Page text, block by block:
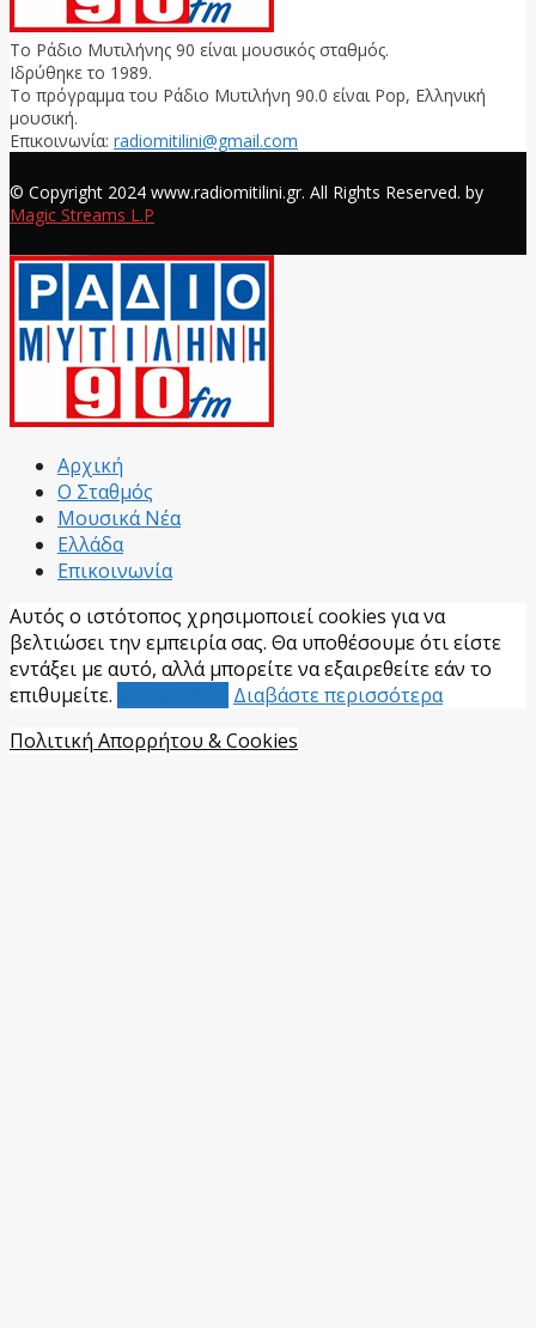
Το Ράδιο Μυτιλήνης 90 είναι μουσικός σταθμός.
Ιδρύθηκε το 1989.
Το πρόγραμμα του Ράδιο Μυτιλήνη 90.0 είναι Pop, Ελληνική
μουσική.
Επικοινωνία: radiomitilini@gmail.com
© Copyright 2024 www.radiomitilini.gr. All Rights Reserved. by
Magic Streams L.P
Αρχική
Ο Σταθμός
Μουσικά Νέα
Ελλάδα
Επικοινωνία
Αυτός ο ιστότοπος χρησιμοποιεί cookies για να
βελτιώσει την εμπειρία σας. Θα υποθέσουμε ότι είστε
εντάξει με αυτό, αλλά μπορείτε να εξαιρεθείτε εάν το
επιθυμείτε.
Διαβάστε περισσότερα
Πολιτική Απορρήτου & Cookies